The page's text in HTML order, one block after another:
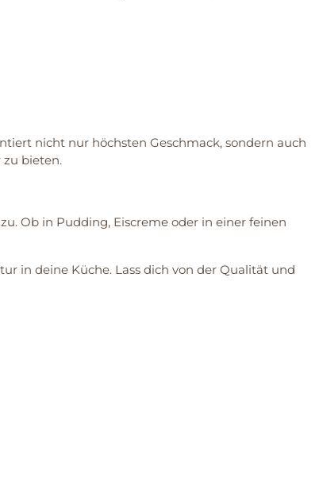
nicht nur höchsten Geschmack, sondern auch
bieten.
Ob in Pudding, Eiscreme oder in einer feinen
in deine Küche. Lass dich von der Qualität und